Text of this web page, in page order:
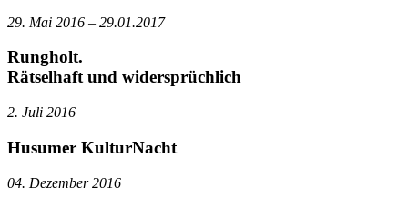
29. Mai 2016 – 29.01.2017
Rungholt.
Rätselhaft und widersprüchlich
2. Juli 2016
Husumer KulturNacht
04. Dezember 2016